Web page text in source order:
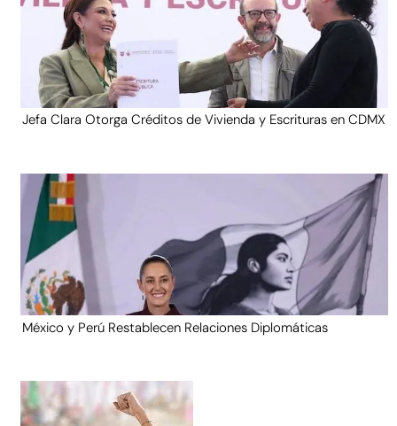
Jefa Clara Otorga Créditos de Vivienda y Escrituras en CDMX
México y Perú Restablecen Relaciones Diplomáticas